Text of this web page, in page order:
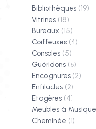
Bibliothèques (19)
Vitrines (18)
Bureaux (15)
Coiffeuses (4)
Consoles (5)
Guéridons (6)
Encoignures (2)
Enfilades (2)
Etagères (4)
Meubles à Musique
Cheminée (1)